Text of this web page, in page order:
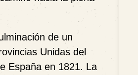
de un
Unidas del
España en 1821. La